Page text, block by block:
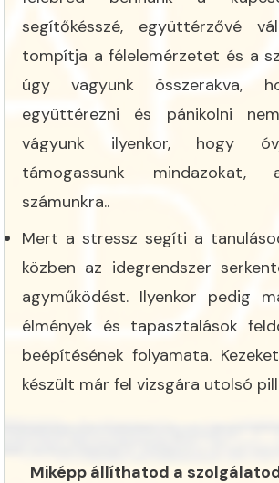
segítőkésszé, együttérzővé
tompítja a félelemérzetet és a
úgy vagyunk összerakva,
együttérezni és pánikolni
vágyunk ilyenkor, hogy
támogassunk mindazokat,
számunkra..
Mert a stressz segíti a
közben az idegrendszer
agyműködést. Ilyenkor pedig
élmények és tapasztalások
beépítésének folyamata.
készült már fel vizsgára utolsó
Miképp állíthatod a